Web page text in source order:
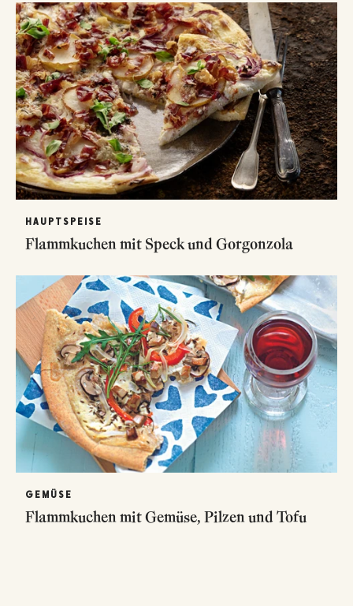
HAUPTSPEISE
Flammkuchen mit Speck und Gorgonzola
GEMÜSE
Flammkuchen mit Gemüse, Pilzen und Tofu